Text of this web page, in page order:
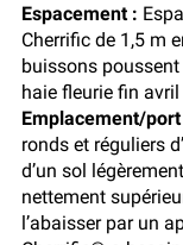
Espacement :
Cherrific de 1,5 m
buissons
haie fleurie fin
Emplacement/port
ronds et réguliers
d’un sol
nettement
l’abaisser par un